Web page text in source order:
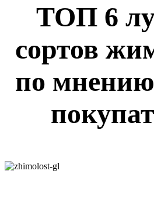
ТОП 6
сортов
по